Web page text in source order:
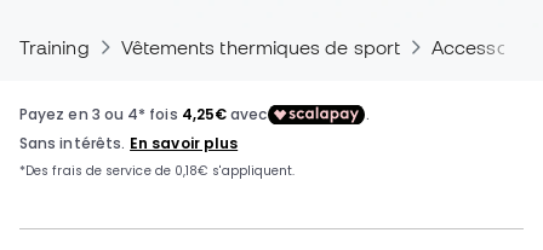
Training Vêtements thermiques de sport